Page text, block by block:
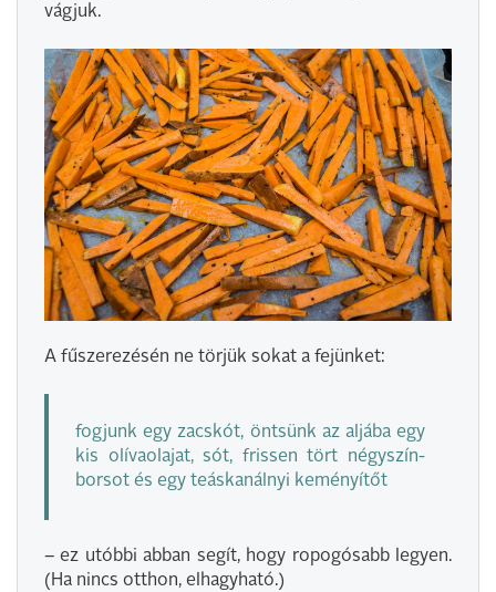
vágjuk.
A fűszerezésén ne törjük sokat a fejünket:
fogjunk egy zacskót, öntsünk az aljába egy
kis olívaolajat, sót, frissen tört négyszín-
borsot és egy teáskanálnyi keményítőt
– ez utóbbi abban segít, hogy ropogósabb legyen.
(Ha nincs otthon, elhagyható.)